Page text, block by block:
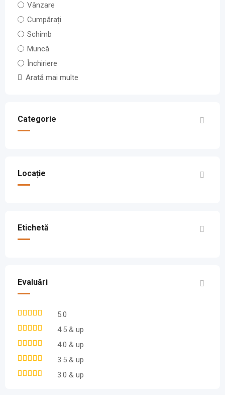
Vânzare
Cumpărați
Schimb
Muncă
Închiriere
Arată mai multe
Categorie
Locație
Etichetă
Evaluări
5.0
4.5 & up
4.0 & up
3.5 & up
3.0 & up